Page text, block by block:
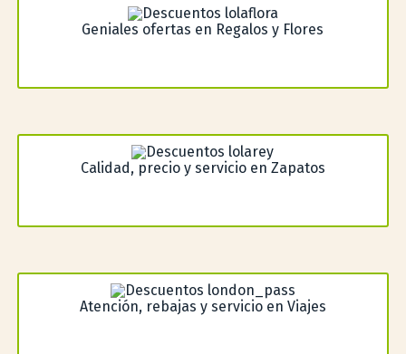
Geniales ofertas en Regalos y Flores
Calidad, precio y servicio en Zapatos
Atención, rebajas y servicio en Viajes